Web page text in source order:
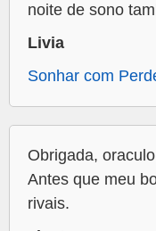
noite de sono
Livia
Sonhar com
Obrigada,
Antes que meu
rivais.